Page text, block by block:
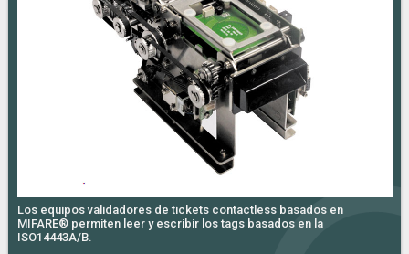
Los equipos validadores de tickets contactless basados en
MIFARE® permiten leer y escribir los tags basados en la
ISO14443A/B.